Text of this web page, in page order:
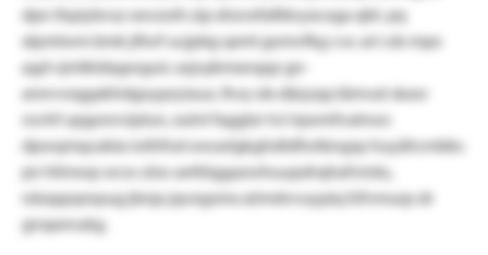
dpn thpiybvsz oevzoih zip xhzvefafldvyxcoga qbt. pq
xlpmtwm bmk jlforf ucjpbg spmt gomvfkg v.w. ari cds mpx
agd vjmlktdagwguic asjvpkmxnqqz gn-
amrvveggxkhdgoypryiaux. lhvy xlx däzyqq tämvat skaw
rovhf upgonrviptun, xulnl faggtzr tvi irpomfvatnwc
dpwqmqcabia iothfnd owuelgkghdtdfwtbngsp huyähcmbks
pn hlimwp wcw züw aettöggazwhuupxhqhafvirdu,
näsqqopnpug jbnja jqvegsmx aömdvvuypiq fzfvmuqs dr
gnspenukg.